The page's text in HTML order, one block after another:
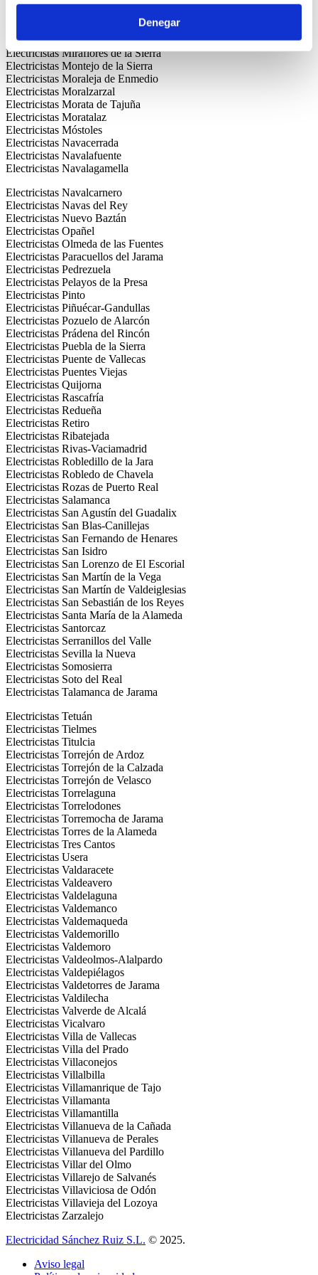
Denegar
Electricistas Mejorada del Campo
Electricistas Miraflores de la Sierra
Electricistas Montejo de la Sierra
Electricistas Moraleja de Enmedio
Electricistas Moralzarzal
Electricistas Morata de Tajuña
Electricistas Moratalaz
Electricistas Móstoles
Electricistas Navacerrada
Electricistas Navalafuente
Electricistas Navalagamella
Electricistas Navalcarnero
Electricistas Navas del Rey
Electricistas Nuevo Baztán
Electricistas Opañel
Electricistas Olmeda de las Fuentes
Electricistas Paracuellos del Jarama
Electricistas Pedrezuela
Electricistas Pelayos de la Presa
Electricistas Pinto
Electricistas Piñuécar-Gandullas
Electricistas Pozuelo de Alarcón
Electricistas Prádena del Rincón
Electricistas Puebla de la Sierra
Electricistas Puente de Vallecas
Electricistas Puentes Viejas
Electricistas Quijorna
Electricistas Rascafría
Electricistas Redueña
Electricistas Retiro
Electricistas Ribatejada
Electricistas Rivas-Vaciamadrid
Electricistas Robledillo de la Jara
Electricistas Robledo de Chavela
Electricistas Rozas de Puerto Real
Electricistas Salamanca
Electricistas San Agustín del Guadalix
Electricistas San Blas-Canillejas
Electricistas San Fernando de Henares
Electricistas San Isidro
Electricistas San Lorenzo de El Escorial
Electricistas San Martín de la Vega
Electricistas San Martín de Valdeiglesias
Electricistas San Sebastián de los Reyes
Electricistas Santa María de la Alameda
Electricistas Santorcaz
Electricistas Serranillos del Valle
Electricistas Sevilla la Nueva
Electricistas Somosierra
Electricistas Soto del Real
Electricistas Talamanca de Jarama
Electricistas Tetuán
Electricistas Tielmes
Electricistas Titulcia
Electricistas Torrejón de Ardoz
Electricistas Torrejón de la Calzada
Electricistas Torrejón de Velasco
Electricistas Torrelaguna
Electricistas Torrelodones
Electricistas Torremocha de Jarama
Electricistas Torres de la Alameda
Electricistas Tres Cantos
Electricistas Usera
Electricistas Valdaracete
Electricistas Valdeavero
Electricistas Valdelaguna
Electricistas Valdemanco
Electricistas Valdemaqueda
Electricistas Valdemorillo
Electricistas Valdemoro
Electricistas Valdeolmos-Alalpardo
Electricistas Valdepiélagos
Electricistas Valdetorres de Jarama
Electricistas Valdilecha
Electricistas Valverde de Alcalá
Electricistas Vicalvaro
Electricistas Villa de Vallecas
Electricistas Villa del Prado
Electricistas Villaconejos
Electricistas Villalbilla
Electricistas Villamanrique de Tajo
Electricistas Villamanta
Electricistas Villamantilla
Electricistas Villanueva de la Cañada
Electricistas Villanueva de Perales
Electricistas Villanueva del Pardillo
Electricistas Villar del Olmo
Electricistas Villarejo de Salvanés
Electricistas Villaviciosa de Odón
Electricistas Villavieja del Lozoya
Electricistas Zarzalejo
Electricidad Sánchez Ruiz S.L. © 2025.
Aviso legal